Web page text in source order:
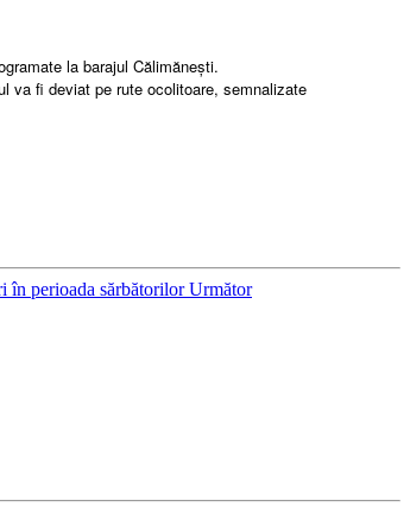
la barajul Călimănești.
va fi deviat pe rute ocolitoare, semnalizate
în perioada sărbătorilorUrmător